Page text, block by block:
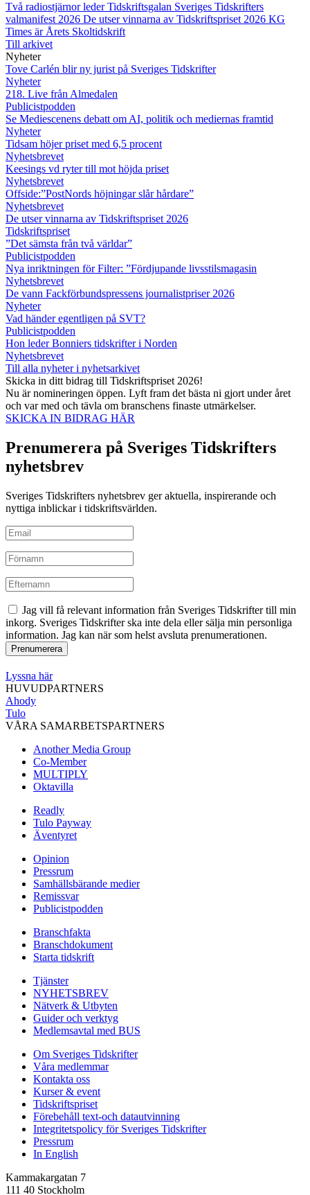
Två radiostjärnor leder Tidskriftsgalan Sveriges Tidskrifters
valmanifest 2026 De utser vinnarna av Tidskriftspriset 2026 KG
Times är Årets Skoltidskrift
Till arkivet
Nyheter
Tove Carlén blir ny jurist på Sveriges Tidskrifter
Nyheter
218. Live från Almedalen
Publicistpodden
Se Mediescenens debatt om AI, politik och mediernas framtid
Nyheter
Tidsam höjer priset med 6,5 procent
Nyhetsbrevet
Keesings vd ryter till mot höjda priset
Nyhetsbrevet
Offside:”PostNords höjningar slår hårdare”
Nyhetsbrevet
De utser vinnarna av Tidskriftspriset 2026
Tidskriftspriset
”Det sämsta från två världar”
Publicistpodden
Nya inriktningen för Filter: ”Fördjupande livsstilsmagasin
Nyhetsbrevet
De vann Fackförbundspressens journalistpriser 2026
Nyheter
Vad händer egentligen på SVT?
Publicistpodden
Hon leder Bonniers tidskrifter i Norden
Nyhetsbrevet
Till alla nyheter i nyhetsarkivet
Skicka in ditt bidrag till Tidskriftspriset 2026!
Nu är nomineringen öppen. Lyft fram det bästa ni gjort under året
och var med och tävla om branschens finaste utmärkelser.
SKICKA IN BIDRAG HÄR
Prenumerera på Sveriges Tidskrifters
nyhetsbrev
Sveriges Tidskrifters nyhetsbrev ger aktuella, inspirerande och
nyttiga inblickar i tidskriftsvärlden.
Jag vill få relevant information från Sveriges Tidskrifter till min
inkorg. Sveriges Tidskrifter ska inte dela eller sälja min personliga
information. Jag kan när som helst avsluta prenumerationen.
Lyssna här
HUVUDPARTNERS
Ahody
Tulo
VÅRA SAMARBETSPARTNERS
Another Media Group
Co-Member
MULTIPLY
Oktavilla
Readly
Tulo Payway
Äventyret
Opinion
Pressrum
Samhällsbärande medier
Remissvar
Publicistpodden
Branschfakta
Branschdokument
Starta tidskrift
Tjänster
NYHETSBREV
Nätverk & Utbyten
Guider och verktyg
Medlemsavtal med BUS
Om Sveriges Tidskrifter
Våra medlemmar
Kontakta oss
Kurser & event
Tidskriftspriset
Förebehåll text-och datautvinning
Integritetspolicy för Sveriges Tidskrifter
Pressrum
In English
Kammakargatan 7
111 40 Stockholm